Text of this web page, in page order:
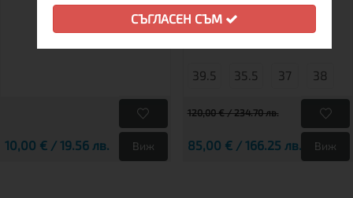
BLUE ПОД НАЕМ
10,00 € / 19.56 лв. Виж
TEAL/CORAL
39.5 35.5 37 38
120,00 € / 234.70 лв.
85,00 € / 166.25 лв. Виж
СЪГЛАСЕН СЪМ